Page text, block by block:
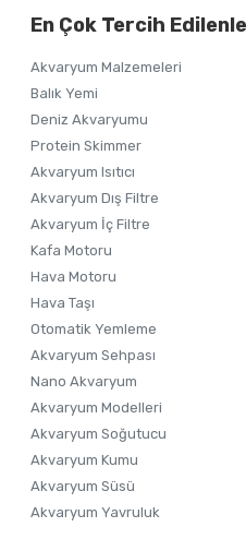
Ürün açıklamasında
Ürün fiyatı diğer
Bu ürüne benzer farklı
En Çok Tercih
Akvaryum Malzemeleri
Balık Yemi
Deniz Akvaryumu
Protein Skimmer
Akvaryum Isıtıcı
Akvaryum Dış Filtre
Akvaryum İç Filtre
Kafa Motoru
Hava Motoru
Hava Taşı
Otomatik Yemleme
Akvaryum Sehpası
Nano Akvaryum
Akvaryum Modelleri
Akvaryum Soğutucu
Akvaryum Kumu
Akvaryum Süsü
Akvaryum Yavruluk